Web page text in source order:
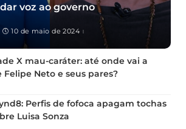
voz ao governo
10 de maio de 2024
X mau-caráter: até onde vai a
Neto e seus pares?
Perfis de fofoca apagam tochas
Luisa Sonza